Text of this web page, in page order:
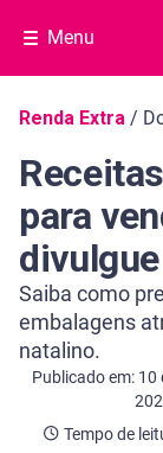
Menu
Navegação do
Renda Extra /
para
Saiba como
embalagens
natalino.
Publicado em: 10
Categoria Renda
Tempo de
Tempo de